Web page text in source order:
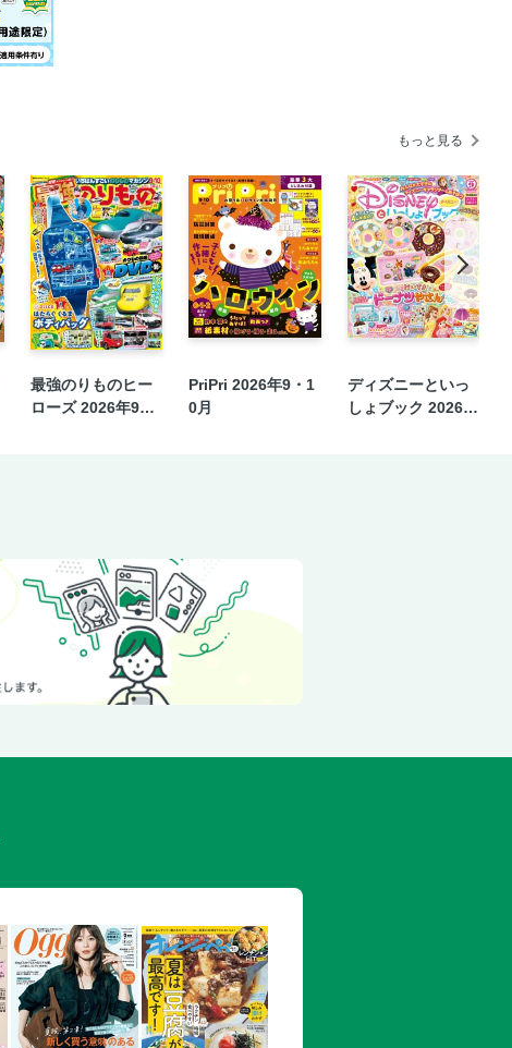
もっと見る
最強のりものヒー
ローズ 2026年9月
PriPri 2026年9・1
0月
ディズニーといっ
しょブック 2026年